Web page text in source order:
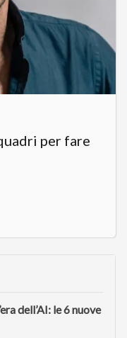
per fare
dell’AI: le 6 nuove